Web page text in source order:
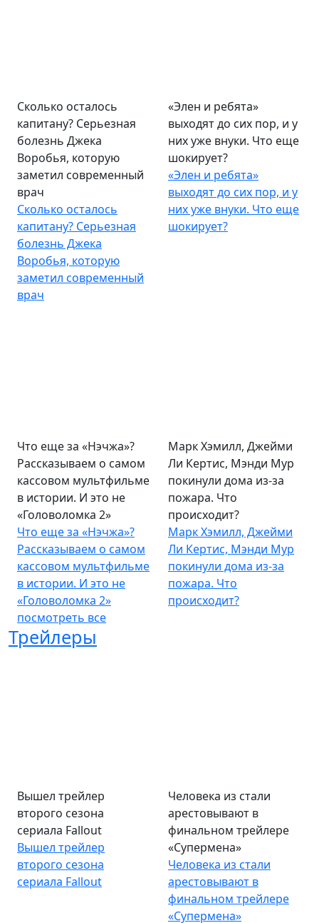
Сколько осталось
капитану? Серьезная
болезнь Джека
Воробья, которую
заметил современный
врач
Сколько осталось
капитану? Серьезная
болезнь Джека
Воробья, которую
заметил современный
врач
«Элен и ребята»
выходят до сих пор, и у
них уже внуки. Что еще
шокирует?
«Элен и ребята»
выходят до сих пор, и у
них уже внуки. Что еще
шокирует?
Что еще за «Нэчжа»?
Рассказываем о самом
кассовом мультфильме
в истории. И это не
«Головоломка 2»
Что еще за «Нэчжа»?
Рассказываем о самом
кассовом мультфильме
в истории. И это не
«Головоломка 2»
Марк Хэмилл, Джейми
Ли Кертис, Мэнди Мур
покинули дома из-за
пожара. Что
происходит?
Марк Хэмилл, Джейми
Ли Кертис, Мэнди Мур
покинули дома из-за
пожара. Что
происходит?
посмотреть все
Трейлеры
Вышел трейлер
второго сезона
сериала Fallout
Вышел трейлер
второго сезона
сериала Fallout
Человека из стали
арестовывают в
финальном трейлере
«Супермена»
Человека из стали
арестовывают в
финальном трейлере
«Супермена»